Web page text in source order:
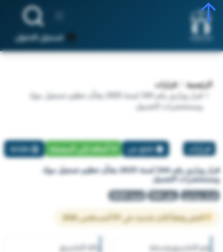
تسجيل الدخول
الرئيسية
قرارات
قرار وزاري رقم 344 لسنة 2025 بشأن تنظيم تسجيل مواد
ومستحضرات التجميل
قرارات تبليغ عن أضافة إلي المفضلة طباعة
قرار وزاري رقم 344 لسنة 2025 بشأن تنظيم تسجيل مواد
ومستحضرات التجميل
قرار وزاري رقم 344 لسنة 2025
النص وفقاً لآخر تحديث في 07 أغسطس 2026
رقم التشريع وسنته حالة التشريع